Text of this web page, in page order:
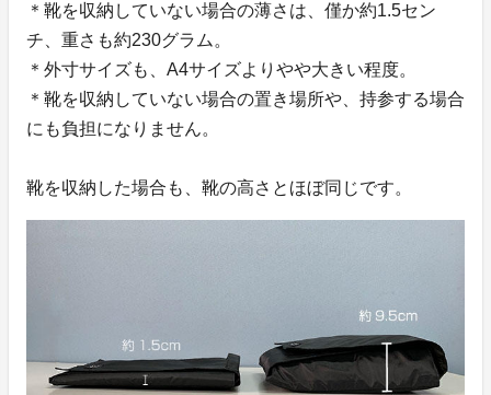
＊靴を収納していない場合の薄さは、僅か約1.5セン
チ、重さも約230グラム。
＊外寸サイズも、A4サイズよりやや大きい程度。
＊靴を収納していない場合の置き場所や、持参する場合
にも負担になりません。
靴を収納した場合も、靴の高さとほぼ同じです。